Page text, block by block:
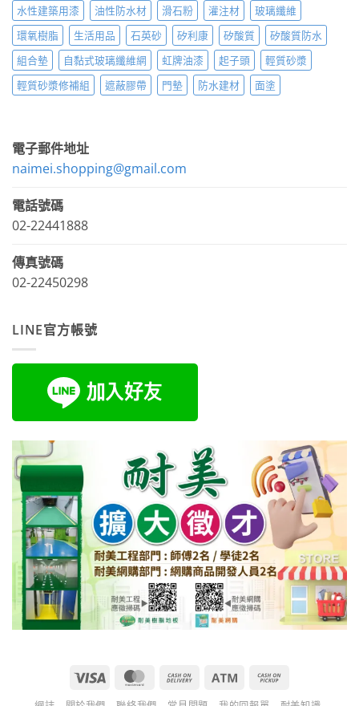
水性建築用漆
油性防水材 滑石粉 灌注材
玻璃纖維
環氧樹脂
生活用品 石英砂 矽利康 矽酸質
矽酸質防水
組合墊
自黏式玻璃纖維網 虹牌油漆 起子頭
輕質砂漿
輕質砂漿修補組
遮蔽膠帶 門墊 防水建材 面塗
電子郵件地址
naimei.shopping@gmail.com
電話號碼
02-22441888
傳真號碼
02-22450298
LINE官方帳號
Visa MasterCardCash
Atm